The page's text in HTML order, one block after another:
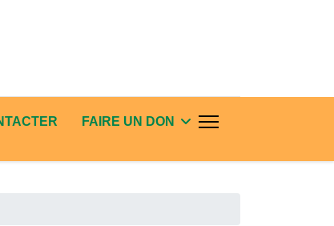
FAIRE UN DON